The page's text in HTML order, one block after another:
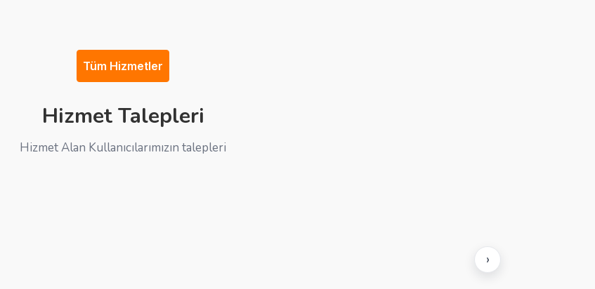
Tüm Hizmetler
Hizmet Talepleri
Hizmet Alan Kullanıcılarımızın talepleri
›